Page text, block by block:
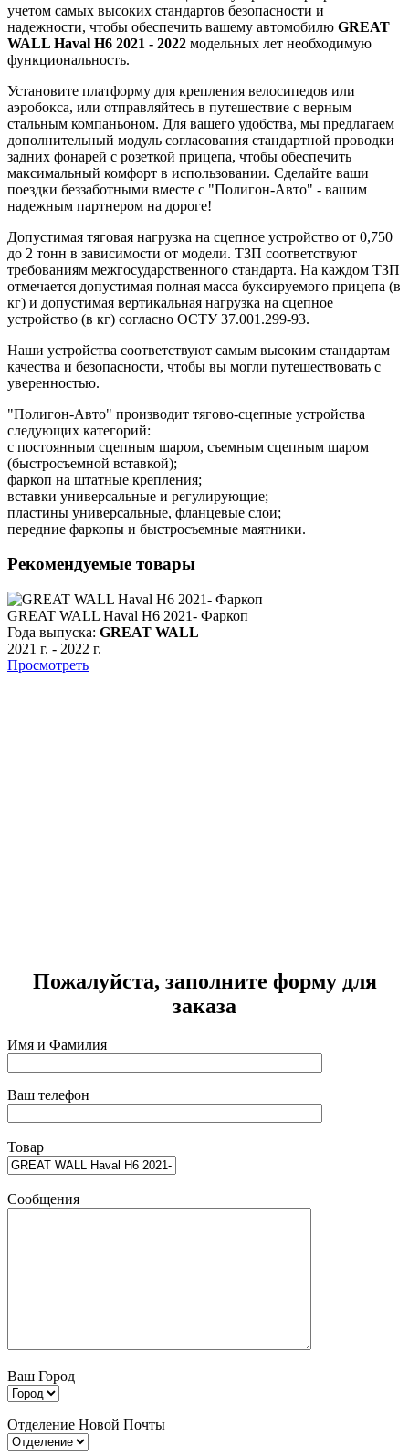
учетом самых высоких стандартов безопасности и
надежности, чтобы обеспечить вашему автомобилю GREAT
WALL Haval H6 2021 - 2022 модельных лет необходимую
функциональность.
Установите платформу для крепления велосипедов или
аэробокса, или отправляйтесь в путешествие с верным
стальным компаньоном. Для вашего удобства, мы предлагаем
дополнительный модуль согласования стандартной проводки
задних фонарей с розеткой прицепа, чтобы обеспечить
максимальный комфорт в использовании. Сделайте ваши
поездки беззаботными вместе с "Полигон-Авто" - вашим
надежным партнером на дороге!
Допустимая тяговая нагрузка на сцепное устройство от 0,750
до 2 тонн в зависимости от модели. ТЗП соответствуют
требованиям межгосударственного стандарта. На каждом ТЗП
отмечается допустимая полная масса буксируемого прицепа (в
кг) и допустимая вертикальная нагрузка на сцепное
устройство (в кг) согласно ОСТУ 37.001.299-93.
Наши устройства соответствуют самым высоким стандартам
качества и безопасности, чтобы вы могли путешествовать с
уверенностью.
"Полигон-Авто" производит тягово-сцепные устройства
следующих категорий:
с постоянным сцепным шаром, съемным сцепным шаром
(быстросъемной вставкой);
фаркоп на штатные крепления;
вставки универсальные и регулирующие;
пластины универсальные, фланцевые слои;
передние фаркопы и быстросъемные маятники.
Рекомендуемые товары
GREAT WALL Haval H6 2021- Фаркоп
Года выпуска: GREAT WALL
2021 г. - 2022 г.
Просмотреть
Пожалуйста, заполните форму для
заказа
Имя и Фамилия
Ваш телефон
Товар
Сообщения
Ваш Город
Отделение Новой Почты